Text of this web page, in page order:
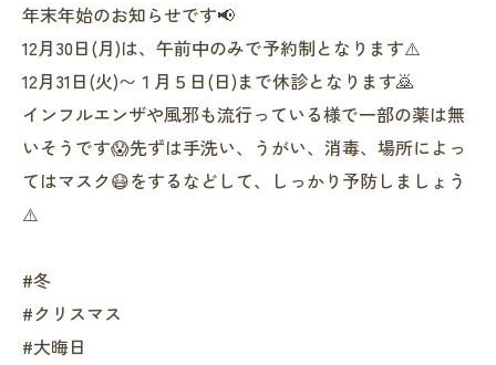
年末年始のお知らせです📢
12月30日(月)は、午前中のみで予約制となります⚠️
12月31日(火)〜１月５日(日)まで休診となります🙇
インフルエンザや風邪も流行っている様で一部の薬は無
いそうです😱先ずは手洗い、うがい、消毒、場所によっ
てはマスク😷をするなどして、しっかり予防しましょう
⚠️
#冬
#クリスマス
#大晦日